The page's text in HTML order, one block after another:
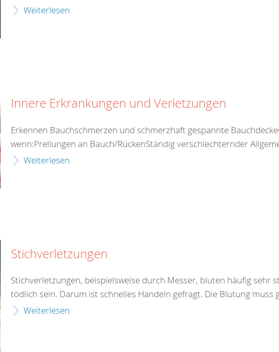
Weiterlesen
Innere Erkrankungen und Verletzungen
Erkennen Bauchschmerzen und schmerzhaft gespannte
wenn:Prellungen an Bauch/RückenStändig verschlechternder
Weiterlesen
Stichverletzungen
Stichverletzungen, beispielsweise durch Messer, bluten häufig sehr
tödlich sein. Darum ist schnelles Handeln gefragt. Die Blutung muss
Weiterlesen